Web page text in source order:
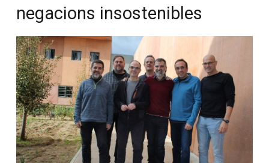
negacions insostenibles